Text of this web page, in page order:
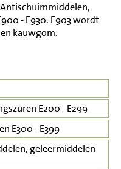
- E930. E903 wordt
kauwgom.
E200 - E299
E300 - E399
geleermiddelen